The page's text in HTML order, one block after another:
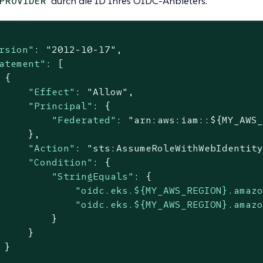
: "2012-10-17" ,
: [
{
"Effect" : "Allow" ,
"Principal" : {
"Federated" :
},
"Action" :
"Condition" : {
"StringEquals" : {
}
}
}